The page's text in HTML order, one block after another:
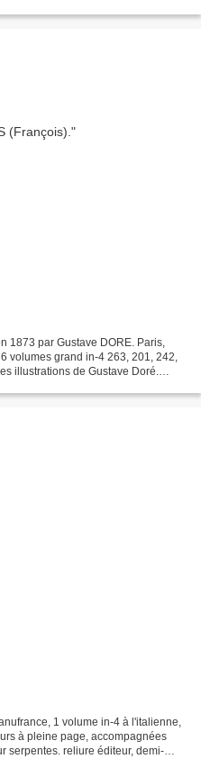
1873 par Gustave DORE. Paris,
volumes grand in-4 263, 201, 242,
illustrations de Gustave Doré.
1 volume in-4 à l'italienne,
à pleine page, accompagnées
serpentes. reliure éditeur, demi-